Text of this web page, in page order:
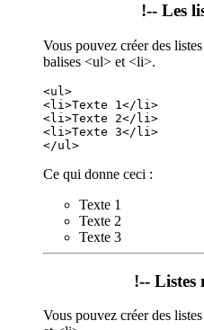
!-- Les
Vous pouvez créer des
balises <ul> et <li>.
<ul>
<li>Texte 1</li>
<li>Texte 2</li>
<li>Texte 3</li>
Ce qui donne ceci :
Texte 1
Texte 2
Texte 3
!-- Listes
Vous pouvez créer des